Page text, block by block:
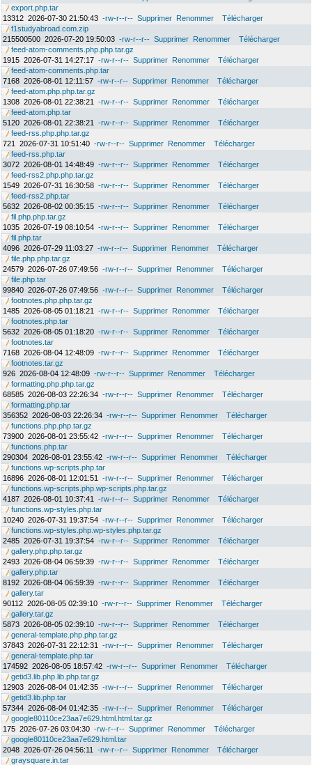
export.php.tar
13312 2026-07-30 21:50:43 -rw-r--r-- Supprimer Renommer
Télécharger
f1studyabroad.com.zip
215500500 2026-07-20 19:50:03 -rw-r--r-- Supprimer Renommer
Télécharger
feed-atom-comments.php.php.tar.gz
1915 2026-07-31 14:27:17 -rw-r--r-- Supprimer Renommer
Télécharger
feed-atom-comments.php.tar
7168 2026-08-01 12:11:57 -rw-r--r-- Supprimer Renommer
Télécharger
feed-atom.php.php.tar.gz
1308 2026-08-01 22:38:21 -rw-r--r-- Supprimer Renommer
Télécharger
feed-atom.php.tar
5120 2026-08-01 22:38:21 -rw-r--r-- Supprimer Renommer
Télécharger
feed-rss.php.php.tar.gz
721
2026-07-31 10:51:40 -rw-r--r-- Supprimer Renommer
Télécharger
feed-rss.php.tar
3072 2026-08-01 14:48:49 -rw-r--r-- Supprimer Renommer
Télécharger
feed-rss2.php.php.tar.gz
1549 2026-07-31 16:30:58 -rw-r--r-- Supprimer Renommer
Télécharger
feed-rss2.php.tar
5632 2026-08-02 00:35:15 -rw-r--r-- Supprimer Renommer
Télécharger
fil.php.php.tar.gz
1035 2026-07-19 08:10:54 -rw-r--r-- Supprimer Renommer
Télécharger
fil.php.tar
4096 2026-07-29 11:03:27 -rw-r--r-- Supprimer Renommer
Télécharger
file.php.php.tar.gz
24579 2026-07-26 07:49:56 -rw-r--r-- Supprimer Renommer
Télécharger
file.php.tar
99840 2026-07-26 07:49:56 -rw-r--r-- Supprimer Renommer
Télécharger
footnotes.php.php.tar.gz
1485 2026-08-05 01:18:21 -rw-r--r-- Supprimer Renommer
Télécharger
footnotes.php.tar
5632 2026-08-05 01:18:20 -rw-r--r-- Supprimer Renommer
Télécharger
footnotes.tar
7168 2026-08-04 12:48:09 -rw-r--r-- Supprimer Renommer
Télécharger
footnotes.tar.gz
926 2026-08-04 12:48:09 -rw-r--r-- Supprimer Renommer
Télécharger
formatting.php.php.tar.gz
68585 2026-08-03 22:26:34 -rw-r--r-- Supprimer Renommer
Télécharger
formatting.php.tar
356352 2026-08-03 22:26:34 -rw-r--r-- Supprimer Renommer
Télécharger
functions.php.php.tar.gz
73900 2026-08-01 23:55:42 -rw-r--r-- Supprimer Renommer
Télécharger
functions.php.tar
290304 2026-08-01 23:55:42 -rw-r--r-- Supprimer Renommer
Télécharger
functions.wp-scripts.php.tar
16896 2026-08-01 12:01:51 -rw-r--r-- Supprimer Renommer
Télécharger
functions.wp-scripts.php.wp-scripts.php.tar.gz
4187 2026-08-01 10:37:41 -rw-r--r-- Supprimer Renommer
Télécharger
functions.wp-styles.php.tar
10240 2026-07-31 19:37:54 -rw-r--r-- Supprimer Renommer
Télécharger
functions.wp-styles.php.wp-styles.php.tar.gz
2485 2026-07-31 19:37:54 -rw-r--r-- Supprimer Renommer
Télécharger
gallery.php.php.tar.gz
2493 2026-08-04 06:59:39 -rw-r--r-- Supprimer Renommer
Télécharger
gallery.php.tar
8192 2026-08-04 06:59:39 -rw-r--r-- Supprimer Renommer
Télécharger
gallery.tar
90112 2026-08-05 02:39:10 -rw-r--r-- Supprimer Renommer
Télécharger
gallery.tar.gz
5873 2026-08-05 02:39:10 -rw-r--r-- Supprimer Renommer
Télécharger
general-template.php.php.tar.gz
37843 2026-07-31 22:12:31 -rw-r--r-- Supprimer Renommer
Télécharger
general-template.php.tar
174592 2026-08-05 18:57:42 -rw-r--r-- Supprimer Renommer
Télécharger
getid3.lib.php.lib.php.tar.gz
12903 2026-08-04 01:42:35 -rw-r--r-- Supprimer Renommer
Télécharger
getid3.lib.php.tar
57344 2026-08-04 01:42:35 -rw-r--r-- Supprimer Renommer
Télécharger
google80110ce23aa7e629.html.html.tar.gz
175 2026-07-26 03:04:30 -rw-r--r-- Supprimer Renommer
Télécharger
google80110ce23aa7e629.html.tar
2048 2026-07-26 04:56:11 -rw-r--r-- Supprimer Renommer
Télécharger
graysquare.in.tar